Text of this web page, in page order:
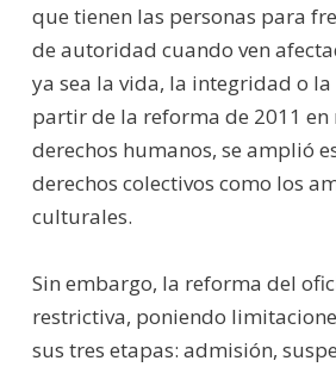
que tienen las personas para
de autoridad cuando ven
ya sea la vida, la integridad o
partir de la reforma de 2011 en
derechos humanos, se amplió
derechos colectivos como los
culturales.
Sin embargo, la reforma del
restrictiva, poniendo
sus tres etapas: admisión,